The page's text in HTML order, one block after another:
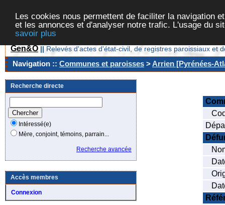
Les cookies nous permettent de faciliter la navigation
et les annonces et d'analyser notre trafic. L'usage du
savoir plus
Gen&O || Relevés d'actes d'état-civil, de registres paroissiaux et
Navigation :: Communes et paroisses >Arrien [Pyrénées-
Recherche directe
Intéressé(e)
Mère, conjoint, témoins, parrain...
Recherche avancée
Accès membres
Connexion